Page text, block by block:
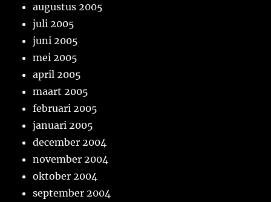
augustus 2005
juli 2005
juni 2005
mei 2005
april 2005
maart 2005
februari 2005
januari 2005
december 2004
november 2004
oktober 2004
september 2004